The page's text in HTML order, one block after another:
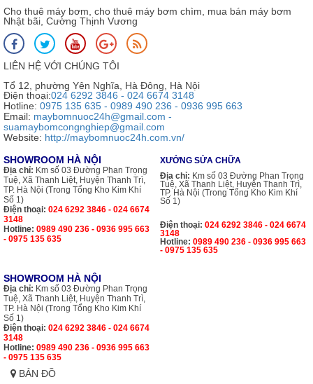
Cho thuê máy bơm, cho thuê máy bơm chìm, mua bán máy bơm
Nhật bãi, Cường Thịnh Vương
LIÊN HỆ VỚI CHÚNG TÔI
Tổ 12, phường Yên Nghĩa, Hà Đông, Hà Nội
Điện thoại:024 6292 3846 - 024 6674 3148
Hotline: 0975 135 635 - 0989 490 236 - 0936 995 663
Email: maybomnuoc24h@gmail.com -
suamaybomcongnghiep@gmail.com
Website: http://maybomnuoc24h.com.vn/
SHOWROOM HÀ NỘI
Địa chỉ: Km số 03 Đường Phan Trọng
Tuệ, Xã Thanh Liệt, Huyện Thanh Trì,
TP. Hà Nội (Trong Tổng Kho Kim Khí
Số 1)
Điện thoại: 024 6292 3846 - 024 6674
3148
Hotline: 0989 490 236 - 0936 995 663
- 0975 135 635
XƯỞNG SỬA CHỮA
Địa chỉ: Km số 03 Đường Phan Trọng
Tuệ, Xã Thanh Liệt, Huyện Thanh Trì,
TP. Hà Nội (Trong Tổng Kho Kim Khí
Số 1)
Điện thoại: 024 6292 3846 - 024 6674
3148
Hotline: 0989 490 236 - 0936 995 663
- 0975 135 635
SHOWROOM HÀ NỘI
Địa chỉ: Km số 03 Đường Phan Trọng
Tuệ, Xã Thanh Liệt, Huyện Thanh Trì,
TP. Hà Nội (Trong Tổng Kho Kim Khí
Số 1)
Điện thoại: 024 6292 3846 - 024 6674
3148
Hotline: 0989 490 236 - 0936 995 663
- 0975 135 635
BẢN ĐỒ